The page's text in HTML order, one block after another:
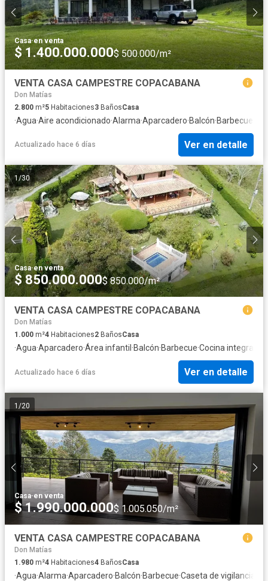
Casa·en venta
$ 1.400.000.000$ 500.000/m²
VENTA CASA CAMPESTRE COPACABANA
Don Matías
2.800 m²5 Habitaciones3 BañosCasa
·Agua·Aire acondicionado·Alarma·Aparcadero·Balcón·Barbecue
Actualizado hace 6 días Ver en detalle
1/30
Casa·en venta
$ 850.000.000$ 850.000/m²
VENTA CASA CAMPESTRE COPACABANA
Don Matías
1.000 m²4 Habitaciones2 BañosCasa
·Agua·Aparcadero·Área infantil ·Balcón·Barbecue·Cocina integral
Actualizado hace 6 días Ver en detalle
1 /20
Casa·en venta
$ 1.990.000.000$ 1.005.050/m²
VENTA CASA CAMPESTRE COPACABANA
Don Matías
1.980 m²4 Habitaciones4 BañosCasa
·Agua·Alarma·Aparcadero·Balcón·Barbecue·Caseta de vigilancia